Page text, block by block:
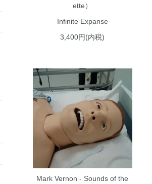
ette）
Infinite Expanse
3,400円(内税)
Mark Vernon - Sounds of the